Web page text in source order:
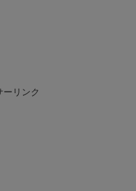
ーリンク